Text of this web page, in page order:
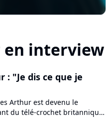
en interview
: "Je dis ce que je
Arthur est devenu le
du télé-crochet britannique
la surprise générale, son